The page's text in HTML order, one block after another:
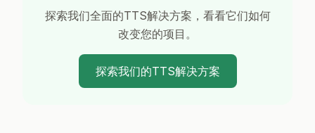
探索我们全面的TTS解决方案，看看它们如何
改变您的项目。
探索我们的TTS解决方案